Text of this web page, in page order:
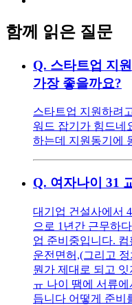
함께 읽은 질문
Q. 스타트업 지
가장 좋을까요?
스타트업 지원하려
워드 잡기가 힘드네
하는데 지원동기에
Q. 여자나이 31
대기업 건설사에서
으로 1년간 근무하
업 준비중입니다.
운전면허,(그리고
뭔가 제대로 되고
ㅠ 나이 땜에 서류
듭니다 어떻게 준비